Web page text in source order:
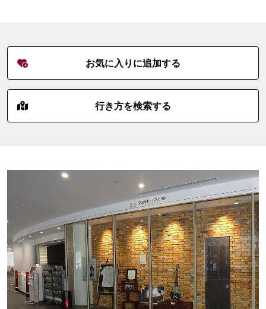
お気に入りに追加する
行き方を検索する